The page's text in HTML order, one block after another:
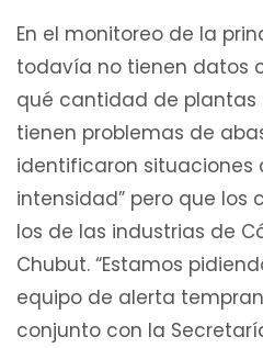
En el monitoreo de la
todavía no tienen datos
qué cantidad de plantas
tienen problemas de
identificaron situaciones
intensidad” pero que los
los de las industrias de
Chubut. “Estamos
equipo de alerta
conjunto con la